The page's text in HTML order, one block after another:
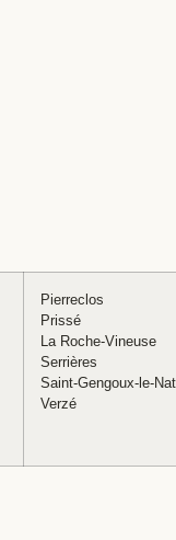
Pierreclos
Prissé
La Roche-Vineuse
Serrières
Saint-Gengoux-le-
Verzé